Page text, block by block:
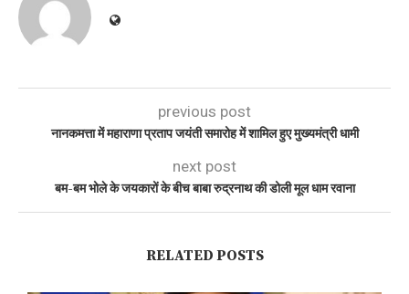
previous post
नानकमत्ता में महाराणा प्रताप जयंती समारोह में शामिल हुए मुख्यमंत्री धामी
next post
बम-बम भोले के जयकारों के बीच बाबा रुद्रनाथ की डोली मूल धाम रवाना
RELATED POSTS